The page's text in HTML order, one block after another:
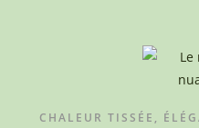
CHALEUR TISSÉE,